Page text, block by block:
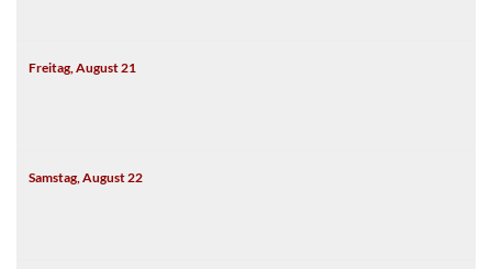
Freitag, August 21
Samstag, August 22